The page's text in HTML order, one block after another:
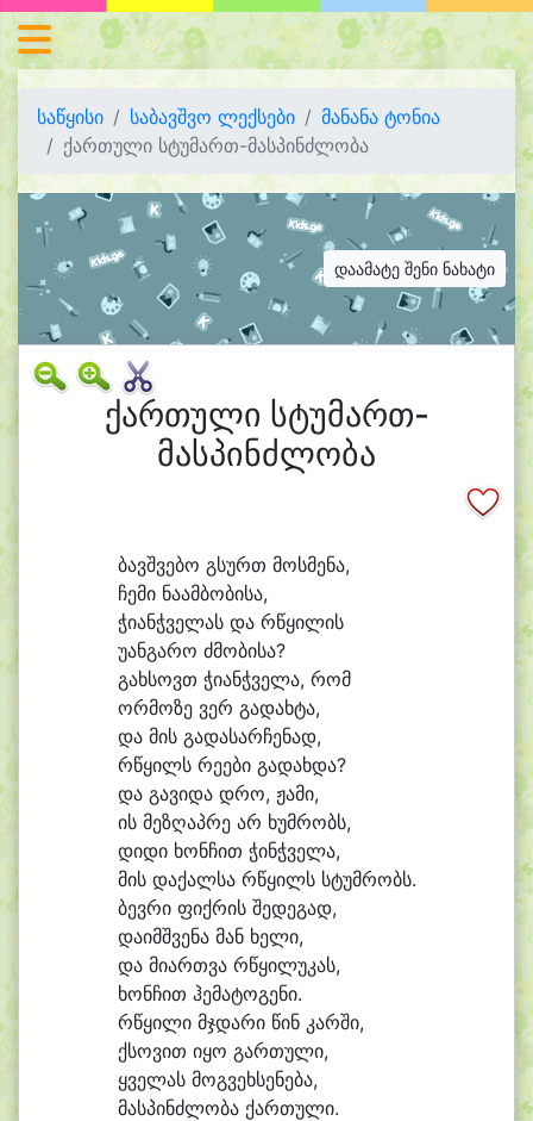
საწყისი საბავშვო ლექსები
მანანა ტონია
ქართული სტუმართ-მასპინძლობა
დაამატე შენი ნახატი
ქართული სტუმართ-
მასპინძლობა
ბავშვებო გსურთ მოსმენა,
ჩემი ნაამბობისა,
ჭიანჭველას და რწყილის
უანგარო ძმობისა?
გახსოვთ ჭიანჭველა, რომ
ორმოზე ვერ გადახტა,
და მის გადასარჩენად,
რწყილს რეები გადახდა?
და გავიდა დრო, ჟამი,
ის მეზღაპრე არ ხუმრობს,
დიდი ხონჩით ჭინჭველა,
მის დაქალსა რწყილს სტუმრობს.
ბევრი ფიქრის შედეგად,
დაიმშვენა მან ხელი,
და მიართვა რწყილუკას,
ხონჩით ჰემატოგენი.
რწყილი მჯდარი წინ კარში,
ქსოვით იყო გართული,
ყველას მოგვეხსენება,
მასპინძლობა ქართული.